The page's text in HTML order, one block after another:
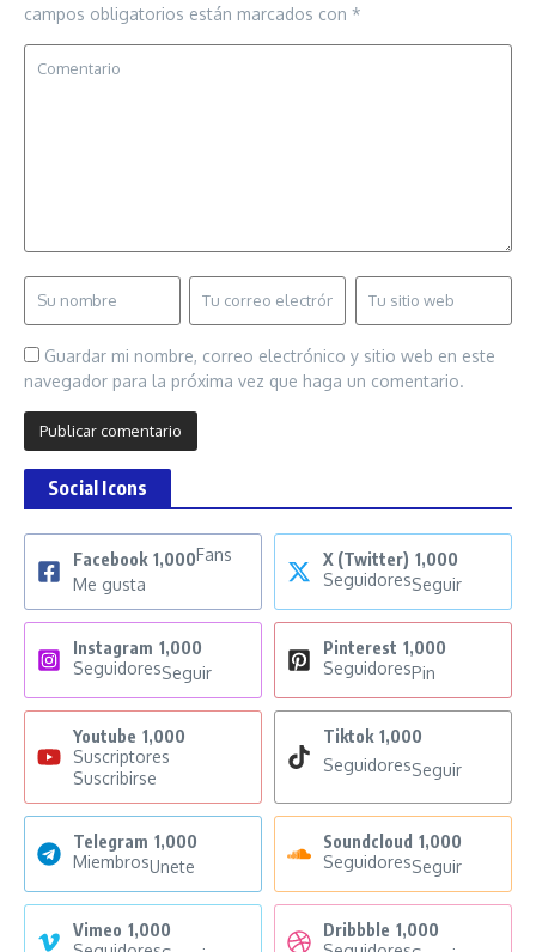
campos obligatorios están marcados con *
Guardar mi nombre, correo electrónico y sitio web en este
navegador para la próxima vez que haga un comentario.
Social Icons
Facebook 1,000Fans
Me gusta
X (Twitter) 1,000
SeguidoresSeguir
Instagram 1,000
SeguidoresSeguir
Pinterest 1,000
SeguidoresPin
Youtube 1,000
Suscriptores
Suscribirse
Tiktok 1,000
SeguidoresSeguir
Telegram 1,000
MiembrosUnete
Soundcloud 1,000
SeguidoresSeguir
Vimeo 1,000
Dribbble 1,000